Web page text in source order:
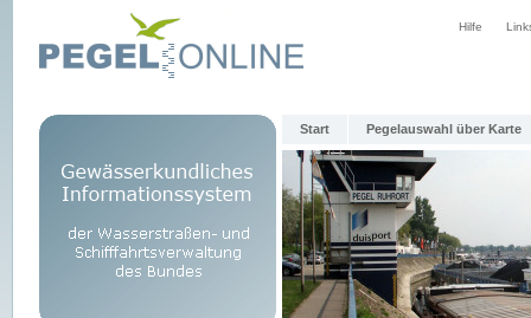
Hilfe
Start Pegelauswahl über Karte